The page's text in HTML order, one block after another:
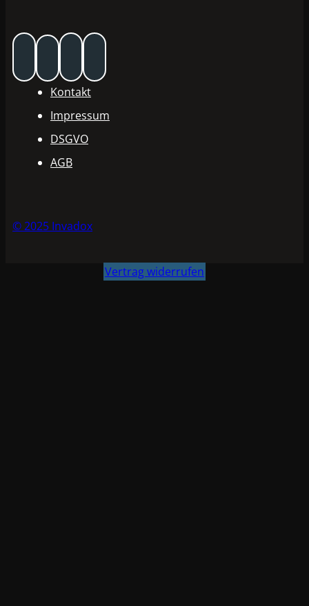
Kontakt
Impressum
DSGVO
AGB
© 2025 Invadox
Vertrag widerrufen